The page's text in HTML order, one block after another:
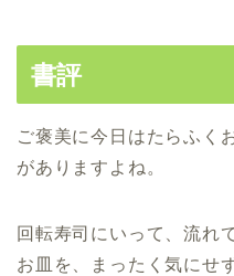
書評
ご褒美に今日はたらふく
がありますよね。
回転寿司にいって、流れ
お皿を、まったく気にせ